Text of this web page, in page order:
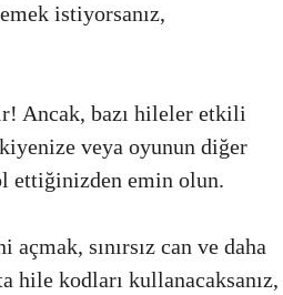
istiyorsanız,
Ancak, bazı hileler etkili
veya oyunun diğer
ettiğinizden emin olun.
sınırsız can ve daha
hile kodları kullanacaksanız,